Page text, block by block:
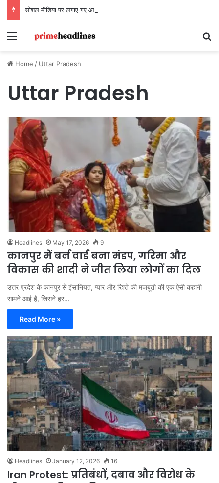
Menu
Home / Uttar Pradesh
Uttar Pradesh
Headlines May 17, 2026 9
कानपुर में बर्न वार्ड बना मंडप, गरिमा और
विकास की शादी ने जीत लिया लोगों का दिल
उत्तर प्रदेश के कानपुर से इंसानियत, प्यार और रिश्ते की मजबूती की एक ऐसी कहानी
सामने आई है, जिसने हर…
Read More »
Headlines January 12, 2026 16
Iran Protest: प्रतिबंधों, दबाव और विरोध के